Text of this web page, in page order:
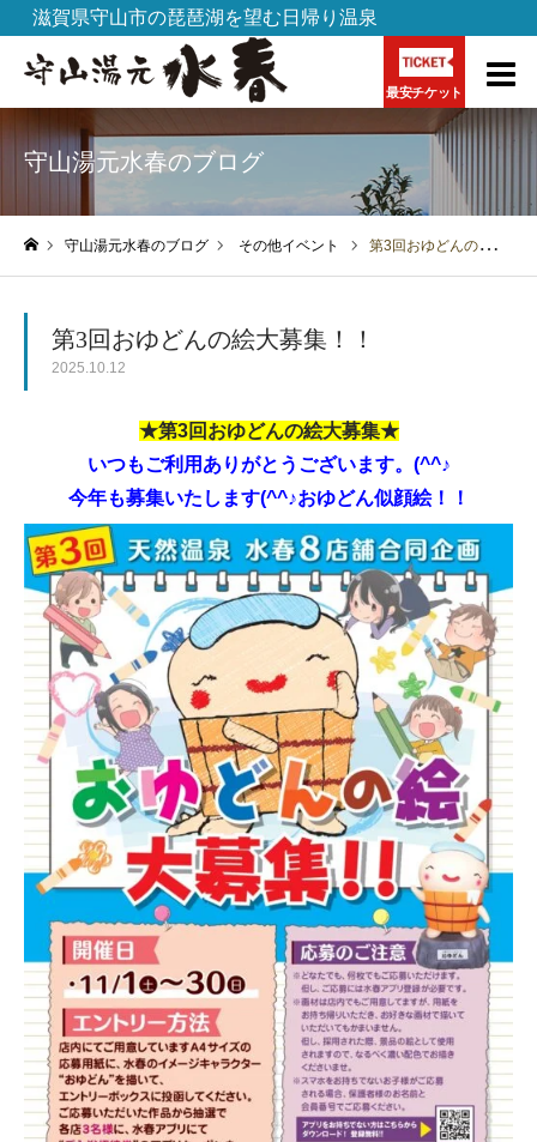
滋賀県守山市の琵琶湖を望む日帰り温泉
最安チケット
守山湯元水春のブログ
守山湯元水春のブログ その他イベント 第3回おゆどんの絵大募集！！
第3回おゆどんの絵大募集！！
2025.10.12
★第3回おゆどんの絵大募集★
いつもご利用ありがとうございます。(^^♪
今年も募集いたします(^^♪おゆどん似顔絵！！